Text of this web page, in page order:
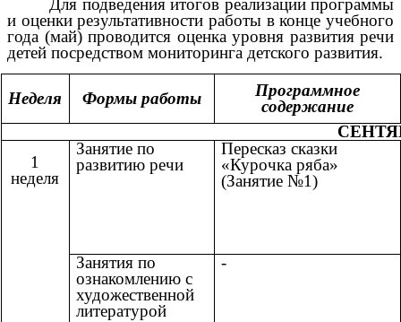
и оценки результативности работы в конце учебного
года (май) проводится оценка уровня развития речи
детей посредством мониторинга детского развития.
Неделя Формы работы
Программное
содержание
1
неделя
Занятие по
развитию речи
Пересказ сказки
«Курочка ряба»
(Занятие №1)
Занятия по
ознакомлению с
художественной
литературой
-